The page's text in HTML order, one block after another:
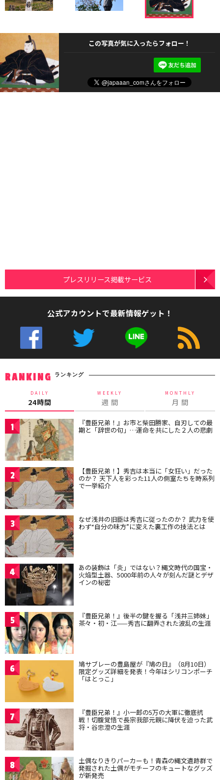
この写真が気に入ったらフォロー！
プレスリリース掲載サービス
公式アカウントで最新情報ゲット！
RANKING ランキング
DAILY
24時間
WEEKLY
週 間
MONTHLY
月 間
1 『豊臣兄弟！』お市と柴田勝家、自刃しての最
期と「辞世の句」…運命を共にした２人の悲劇
2 【豊臣兄弟！】秀吉は本当に「女狂い」だった
のか？ 天下人を彩った11人の側室たちを時系列
で一挙紹介
3 なぜ浅井の旧臣は秀吉に従ったのか？ 武力を使
わず“自分の味方”に変えた裏工作の技法とは
4 あの装飾は「炎」ではない？縄文時代の国宝・
火焔型土器、5000年前の人々が刻んだ謎とデザ
インの秘密
5 『豊臣兄弟！』後半の鍵を握る「浅井三姉妹」
茶々・初・江——秀吉に翻弄された波乱の生涯
6 鳩サブレーの豊島屋が『鳩の日』（8月10日）
限定グッズ詳細を発表！今年はシリコンポーチ
「はとっこ」
7 『豊臣兄弟！』小一郎の5万の大軍に徹底抗
戦！切腹覚悟で長宗我部元親に降伏を迫った武
将・谷忠澄の生涯
8 土偶なりきりパーカーも！青森の縄文遺跡群で
発掘された土偶がモチーフのキュートなグッズ
が新発売